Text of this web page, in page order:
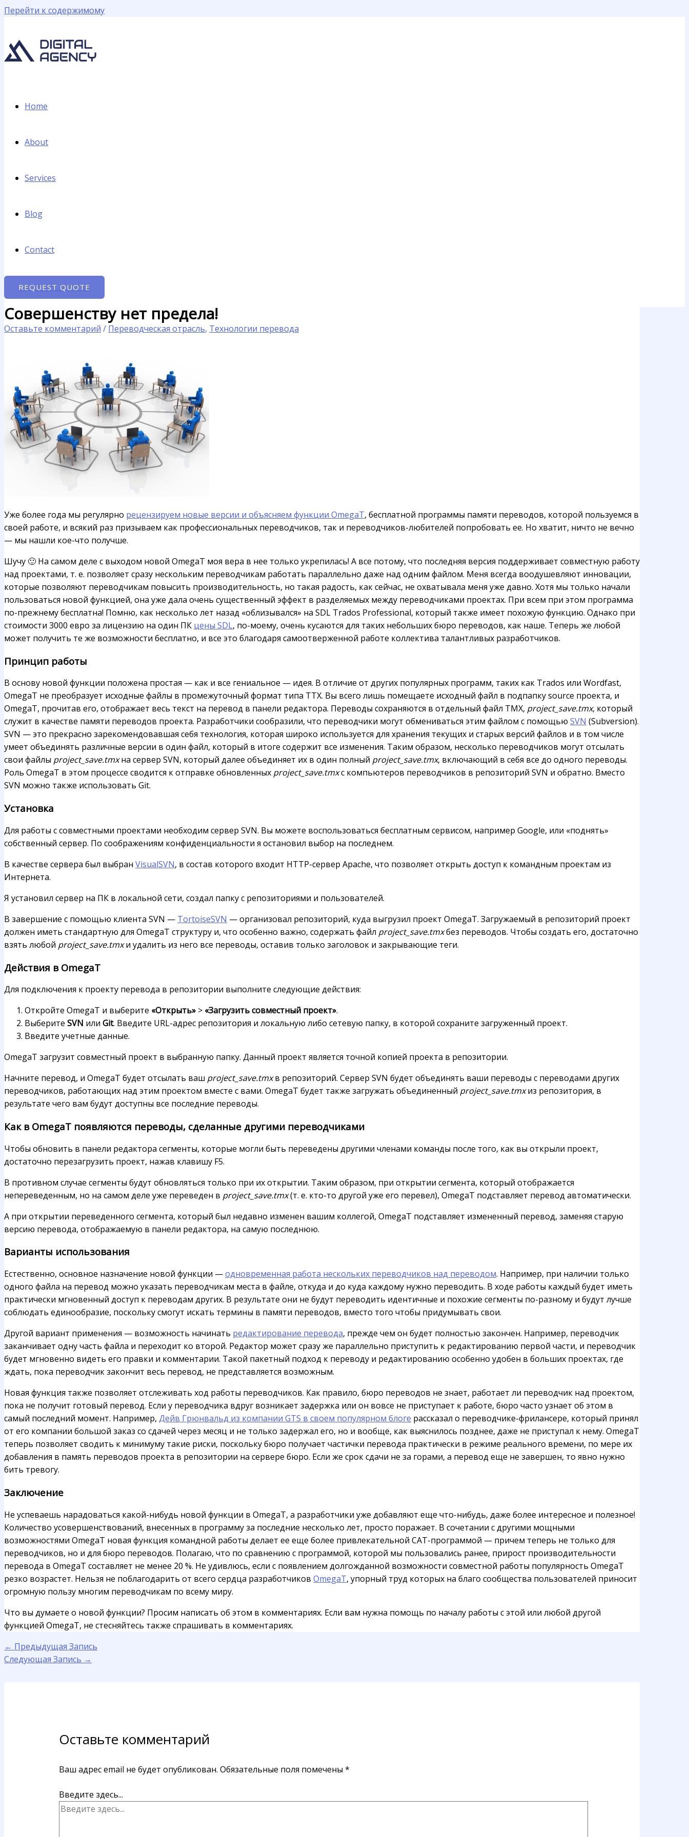
Перейти к содержимому
Home
About
Services
Blog
Contact
REQUEST QUOTE
Совершенству нет предела!
Оставьте комментарий / Переводческая отрасль, Технологии перевода
Уже более года мы регулярно рецензируем новые версии и объясняем функции OmegaT, бесплатной программы памяти переводов, которой пользуемся в
своей работе, и всякий раз призываем как профессиональных переводчиков, так и переводчиков-любителей попробовать ее. Но хватит, ничто не вечно
— мы нашли кое-что получше.
Шучу 🙂 На самом деле с выходом новой OmegaT моя вера в нее только укрепилась! А все потому, что последняя версия поддерживает совместную работу
над проектами, т. е. позволяет сразу нескольким переводчикам работать параллельно даже над одним файлом. Меня всегда воодушевляют инновации,
которые позволяют переводчикам повысить производительность, но такая радость, как сейчас, не охватывала меня уже давно. Хотя мы только начали
пользоваться новой функцией, она уже дала очень существенный эффект в разделяемых между переводчиками проектах. При всем при этом программа
по-прежнему бесплатна! Помню, как несколько лет назад «облизывался» на SDL Trados Professional, который также имеет похожую функцию. Однако при
стоимости 3000 евро за лицензию на один ПК цены SDL, по-моему, очень кусаются для таких небольших бюро переводов, как наше. Теперь же любой
может получить те же возможности бесплатно, и все это благодаря самоотверженной работе коллектива талантливых разработчиков.
Принцип работы
В основу новой функции положена простая — как и все гениальное — идея. В отличие от других популярных программ, таких как Trados или Wordfast,
OmegaT не преобразует исходные файлы в промежуточный формат типа ТТХ. Вы всего лишь помещаете исходный файл в подпапку source проекта, и
OmegaT, прочитав его, отображает весь текст на перевод в панели редактора. Переводы сохраняются в отдельный файл TMX, project_save.tmx, который
служит в качестве памяти переводов проекта. Разработчики сообразили, что переводчики могут обмениваться этим файлом с помощью SVN (Subversion).
SVN — это прекрасно зарекомендовавшая себя технология, которая широко используется для хранения текущих и старых версий файлов и в том числе
умеет объединять различные версии в один файл, который в итоге содержит все изменения. Таким образом, несколько переводчиков могут отсылать
свои файлы project_save.tmxна сервер SVN, который далее объединяет их в один полный project_save.tmx, включающий в себя все до одного переводы.
Роль OmegaT в этом процессе сводится к отправке обновленных project_save.tmxс компьютеров переводчиков в репозиторий SVN и обратно. Вместо
SVN можно также использовать Git.
Установка
Для работы с совместными проектами необходим сервер SVN. Вы можете воспользоваться бесплатным сервисом, например Google, или «поднять»
собственный сервер. По соображениям конфиденциальности я остановил выбор на последнем.
В качестве сервера был выбран VisualSVN, в состав которого входит HTTP-сервер Apache, что позволяет открыть доступ к командным проектам из
Интернета.
Я установил сервер на ПК в локальной сети, создал папку с репозиториями и пользователей.
В завершение с помощью клиента SVN — TortoiseSVN — организовал репозиторий, куда выгрузил проект OmegaT. Загружаемый в репозиторий проект
должен иметь стандартную для OmegaT структуру и, что особенно важно, содержать файл project_save.tmxбез переводов. Чтобы создать его, достаточно
взять любой project_save.tmxи удалить из него все переводы, оставив только заголовок и закрывающие теги.
Действия в OmegaT
Для подключения к проекту перевода в репозитории выполните следующие действия:
Откройте OmegaT и выберите «Открыть» > «Загрузить совместный проект».
Выберите SVN или Git. Введите URL-адрес репозитория и локальную либо сетевую папку, в которой сохраните загруженный проект.
Введите учетные данные.
OmegaT загрузит совместный проект в выбранную папку. Данный проект является точной копией проекта в репозитории.
Начните перевод, и OmegaT будет отсылать ваш project_save.tmxв репозиторий. Сервер SVN будет объединять ваши переводы с переводами других
переводчиков, работающих над этим проектом вместе с вами. OmegaT будет также загружать объединенный project_save.tmxиз репозитория, в
результате чего вам будут доступны все последние переводы.
Как в OmegaT появляются переводы, сделанные другими переводчиками
Чтобы обновить в панели редактора сегменты, которые могли быть переведены другими членами команды после того, как вы открыли проект,
достаточно перезагрузить проект, нажав клавишу F5.
В противном случае сегменты будут обновляться только при их открытии. Таким образом, при открытии сегмента, который отображается
непереведенным, но на самом деле уже переведен в project_save.tmx(т. е. кто-то другой уже его перевел), OmegaT подставляет перевод автоматически.
А при открытии переведенного сегмента, который был недавно изменен вашим коллегой, OmegaT подставляет измененный перевод, заменяя старую
версию перевода, отображаемую в панели редактора, на самую последнюю.
Варианты использования
Естественно, основное назначение новой функции —одновременная работа нескольких переводчиков над переводом. Например, при наличии только
одного файла на перевод можно указать переводчикам места в файле, откуда и до куда каждому нужно переводить. В ходе работы каждый будет иметь
практически мгновенный доступ к переводам других. В результате они не будут переводить идентичные и похожие сегменты по-разному и будут лучше
соблюдать единообразие, поскольку смогут искать термины в памяти переводов, вместо того чтобы придумывать свои.
Другой вариант применения — возможность начинать редактирование перевода, прежде чем он будет полностью закончен. Например, переводчик
заканчивает одну часть файла и переходит ко второй. Редактор может сразу же параллельно приступить к редактированию первой части, и переводчик
будет мгновенно видеть его правки и комментарии. Такой пакетный подход к переводу и редактированию особенно удобен в больших проектах, где
ждать, пока переводчик закончит весь перевод, не представляется возможным.
Новая функция также позволяет отслеживать ход работы переводчиков. Как правило, бюро переводов не знает, работает ли переводчик над проектом,
пока не получит готовый перевод. Если у переводчика вдруг возникает задержка или он вовсе не приступает к работе, бюро часто узнает об этом в
самый последний момент. Например, Дейв Грюнвальд из компании GTS в своем популярном блоге рассказал о переводчике-фрилансере, который принял
от его компании большой заказ со сдачей через месяц и не только задержал его, но и вообще, как выяснилось позднее, даже не приступал к нему. OmegaT
теперь позволяет сводить к минимуму такие риски, поскольку бюро получает частички перевода практически в режиме реального времени, по мере их
добавления в память переводов проекта в репозитории на сервере бюро. Если же срок сдачи не за горами, а перевод еще не завершен, то явно нужно
бить тревогу.
Заключение
Не успеваешь нарадоваться какой-нибудь новой функции в OmegaT, а разработчики уже добавляют еще что-нибудь, даже более интересное и полезное!
Количество усовершенствований, внесенных в программу за последние несколько лет, просто поражает. В сочетании с другими мощными
возможностями OmegaT новая функция командной работы делает ее еще более привлекательной CAT-программой — причем теперь не только для
переводчиков, но и для бюро переводов. Полагаю, что по сравнению с программой, которой мы пользовались ранее, прирост производительности
перевода в OmegaT составляет не менее 20 %. Не удивлюсь, если с появлением долгожданной возможности совместной работы популярность OmegaT
резко возрастет. Нельзя не поблагодарить от всего сердца разработчиков OmegaT, упорный труд которых на благо сообщества пользователей приносит
огромную пользу многим переводчикам по всему миру.
Что вы думаете о новой функции? Просим написать об этом в комментариях. Если вам нужна помощь по началу работы с этой или любой другой
функцией OmegaT, не стесняйтесь также спрашивать в комментариях.
← Предыдущая Запись
Следующая Запись →
Оставьте комментарий
Ваш адрес email не будет опубликован. Обязательные поля помечены *
Введите здесь...